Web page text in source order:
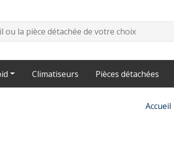
Climatiseurs Pièces détachées
Accueil